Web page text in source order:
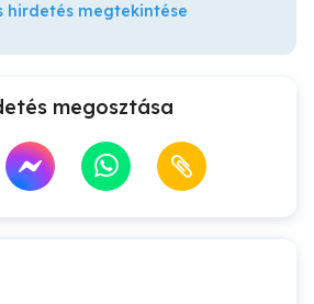
hirdetés megtekintése
megosztása